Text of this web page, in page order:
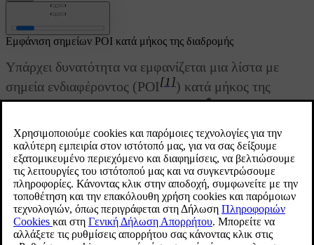
Ενημερώθηκε 19/10/2021
Εμφάνιση σημείων POI κατά μήκος της διαδρομής
Υπάρχει δυνατότητα να εμφανίζεται μια λίστα με
σημεία ενδιαφέροντος (POI[1]) κατά μήκος της
διαδρομής στο σύστημα πλοήγησης*.
Πατήστε το κουμπίΜπροστά.
Πατήστε το κουμπίPOI.
Τα σημεία POI κατά τη διαδρομή εμφανίζονται βάσει
απόστασης.